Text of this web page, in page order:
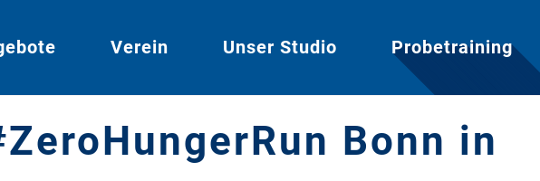
Verein Unser Studio Probetraining
Bonn in